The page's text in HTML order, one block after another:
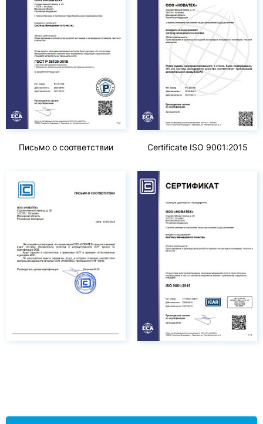
Письмо о соответствии Certificate ISO 9001:2015